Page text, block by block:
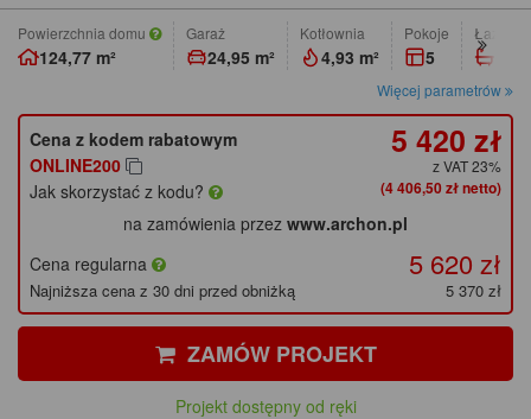
Powierzchnia domu
124,77 m²
Garaż
24,95 m²
Kotłownia
4,93 m²
pokoje
5
Więcej parametrów
Cena z kodem rabatowym
ONLINE200
Jak skorzystać z kodu?
5 420 zł
z VAT 23%
(4 406,50 zł netto)
na zamówienia przez www.archon.pl
Cena regularna
5 620 zł
Najniższa cena z 30 dni przed obniżką 5 370 zł
ZAMÓW PROJEKT
Projekt dostępny od ręki